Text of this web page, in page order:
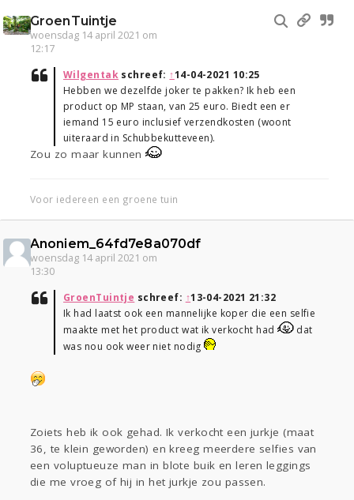
GroenTuintje
woensdag 14 april 2021 om
12:17
Wilgentakschreef: ↑14-04-2021 10:25
Hebben we dezelfde joker te pakken? Ik heb een
product op MP staan, van 25 euro. Biedt een er
iemand 15 euro inclusief verzendkosten (woont
uiteraard in Schubbekutteveen).
Zou zo maar kunnen
Voor iedereen een groene tuin
Anoniem_64fd7e8a070df
woensdag 14 april 2021 om
13:30
GroenTuintje schreef: ↑13-04-2021 21:32
Ik had laatst ook een mannelijke koper die een selfie
maakte met het product wat ik verkocht had
dat
was nou ook weer niet nodig
Zoiets heb ik ook gehad. Ik verkocht een jurkje (maat
36, te klein geworden) en kreeg meerdere selfies van
een voluptueuze man in blote buik en leren leggings
die me vroeg of hij in het jurkje zou passen.